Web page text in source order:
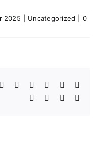
2025 Uncategorized
0
Reddit LinkedInWhatsAppTelegram
Pinterest
Xing